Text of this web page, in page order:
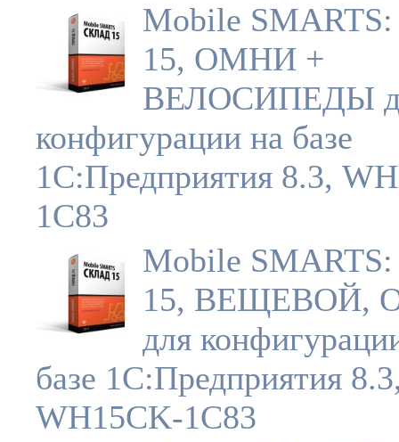
Mobile
15, ОМНИ +
ВЕЛОСИПЕДЫ
конфигурации на базе
1С:Предприятия 8.3,
1C83
Mobile
15, ВЕЩЕВОЙ,
для
базе 1С:Предприятия
WH15CK-1C83